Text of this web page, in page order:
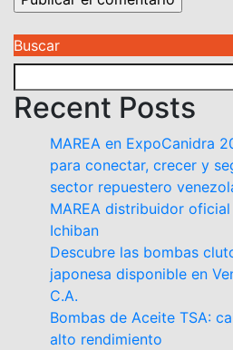
Buscar
Recent Posts
MAREA en ExpoCanidra
para conectar, crecer y
sector repuestero
MAREA distribuidor
Ichiban
Descubre las bombas
japonesa disponible en
C.A.
Bombas de Aceite TSA:
alto rendimiento